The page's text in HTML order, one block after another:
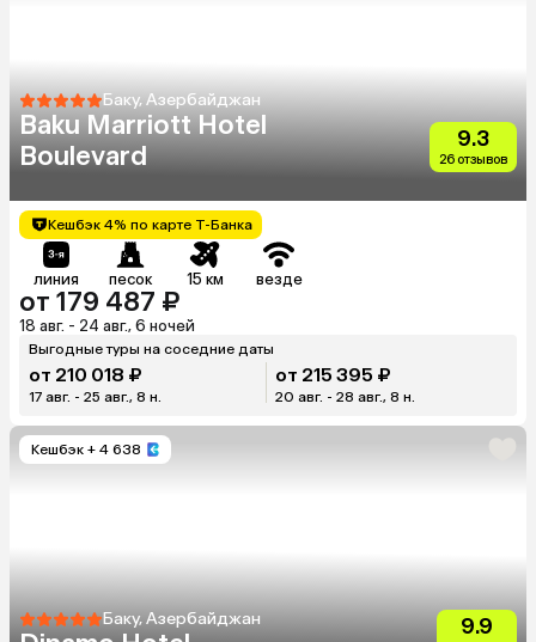
Баку, Азербайджан
Baku Marriott Hotel
Boulevard
9.3
26 отзывов
Кешбэк 4% по карте Т-Банка
линия песок 15 км везде
от 179 487 ₽
18 авг. - 24 авг., 6 ночей
Выгодные туры на соседние даты
от 210 018 ₽
17 авг. - 25 авг., 8 н.
от 215 395 ₽
20 авг. - 28 авг., 8 н.
Кешбэк + 4 638
Баку, Азербайджан 9.9